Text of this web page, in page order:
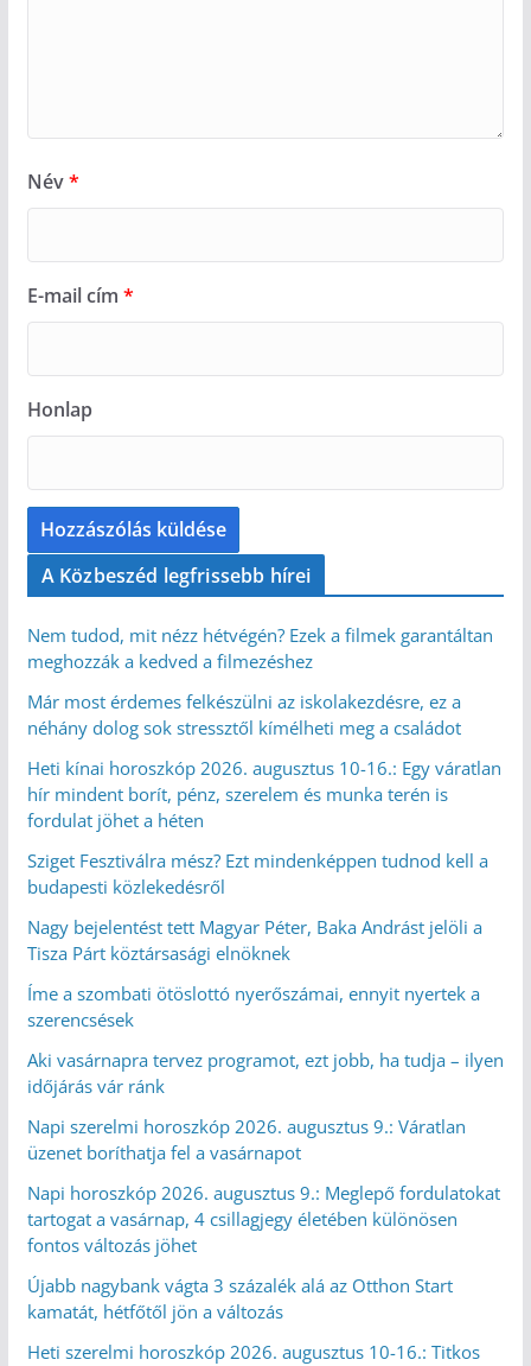
Név*
E-mail cím *
Honlap
A Közbeszéd legfrissebb hírei
Nem tudod, mit nézz hétvégén? Ezek a filmek garantáltan
meghozzák a kedved a filmezéshez
Már most érdemes felkészülni az iskolakezdésre, ez a
néhány dolog sok stressztől kímélheti meg a családot
Heti kínai horoszkóp 2026. augusztus 10-16.: Egy váratlan
hír mindent borít, pénz, szerelem és munka terén is
fordulat jöhet a héten
Sziget Fesztiválra mész? Ezt mindenképpen tudnod kell a
budapesti közlekedésről
Nagy bejelentést tett Magyar Péter, Baka Andrást jelöli a
Tisza Párt köztársasági elnöknek
Íme a szombati ötöslottó nyerőszámai, ennyit nyertek a
szerencsések
Aki vasárnapra tervez programot, ezt jobb, ha tudja – ilyen
időjárás vár ránk
Napi szerelmi horoszkóp 2026. augusztus 9.: Váratlan
üzenet boríthatja fel a vasárnapot
Napi horoszkóp 2026. augusztus 9.: Meglepő fordulatokat
tartogat a vasárnap, 4 csillagjegy életében különösen
fontos változás jöhet
Újabb nagybank vágta 3 százalék alá az Otthon Start
kamatát, hétfőtől jön a változás
Heti szerelmi horoszkóp 2026. augusztus 10-16.: Titkos